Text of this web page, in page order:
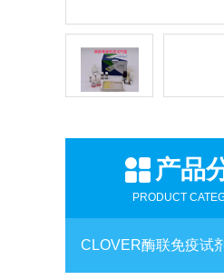
产品
PRODUCT